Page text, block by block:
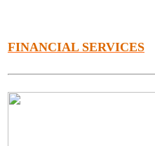
FINANCIAL SERVICES